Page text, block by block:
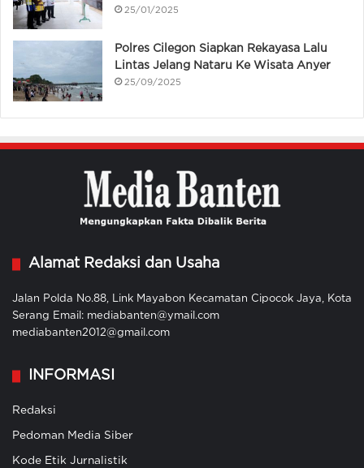
25/01/2025
Polres Cilegon Siapkan Rekayasa Lalu
Lintas Jelang Nataru Ke Wisata Anyer
25/09/2025
Alamat Redaksi dan Usaha
Jalan Polda No.88, Link Mayabon Kecamatan Cipocok Jaya, Kota
Serang Email: mediabanten@ymail.com
mediabanten2012@gmail.com
INFORMASI
Redaksi
Pedoman Media Siber
Kode Etik Jurnalistik